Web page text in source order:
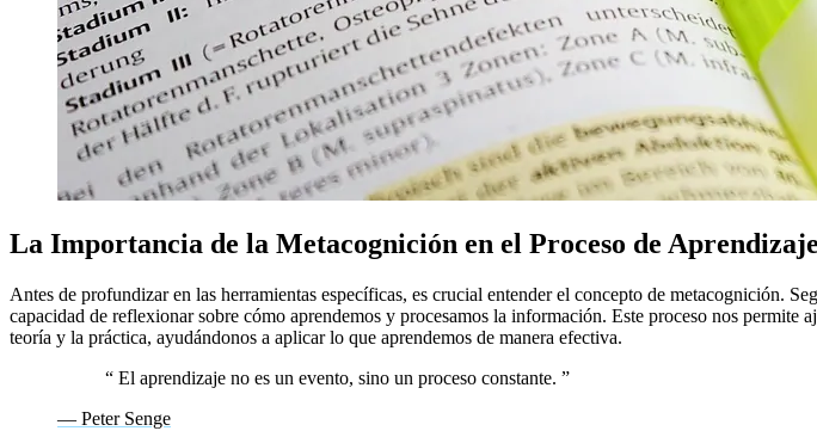
La Importancia de la Metacognición en el Proceso de Aprendizaje
Antes de profundizar en las herramientas específicas, es crucial entender el concepto de metacognición.
capacidad de reflexionar sobre cómo aprendemos y procesamos la información. Este proceso nos
teoría y la práctica, ayudándonos a aplicar lo que aprendemos de manera efectiva.
“ El aprendizaje no es un evento, sino un proceso constante. ”
— Peter Senge